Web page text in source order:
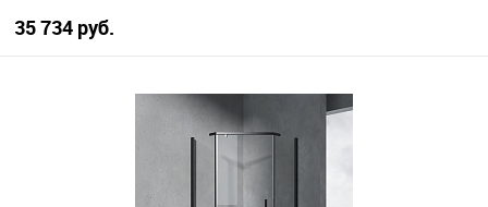
35 734 руб.
В корзину